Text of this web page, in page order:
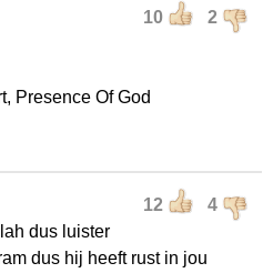
10 2
Presence Of God
12 4
dus luister
dus hij heeft rust in jou